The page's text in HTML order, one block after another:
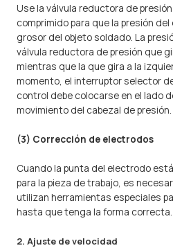
Use la válvula reductora de
comprimido para que la presión
grosor del objeto soldado. La
válvula reductora de presión que
mientras que la que gira a la
momento, el interruptor selector
control debe colocarse en el lado
movimiento del cabezal de presión.
(3) Corrección de electrodos
Cuando la punta del electrodo
para la pieza de trabajo, es
utilizan herramientas especiales
hasta que tenga la forma correcta.
2. Ajuste de velocidad